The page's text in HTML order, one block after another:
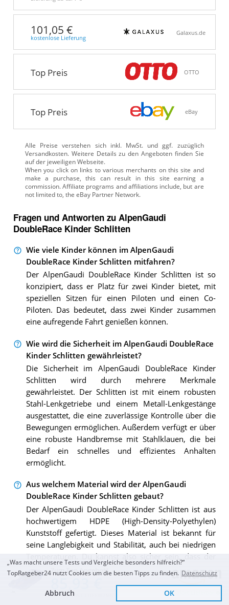
Zum Top Angebot
KOSTENLOSE LIEFERUNG Sofort Lieferbar
101,05 €
kostenlose Lieferung
Galaxus.de
Top Preis OTTO
Top Preis eBay
Alle Preise verstehen sich inkl. MwSt. und ggf. zuzüglich
Versandkosten. Weitere Details zu den Angeboten finden Sie
auf der jeweiligen Webseite.
Fragen und Antworten zu AlpenGaudi
DoubleRace Kinder Schlitten
Wie viele Kinder können im AlpenGaudi
DoubleRace Kinder Schlitten mitfahren?
Der AlpenGaudi DoubleRace Kinder Schlitten ist so
konzipiert, dass er Platz für zwei Kinder bietet, mit
speziellen Sitzen für einen Piloten und einen Co-
Piloten. Das bedeutet, dass zwei Kinder zusammen
eine aufregende Fahrt genießen können.
Wie wird die Sicherheit im AlpenGaudi DoubleRace
Kinder Schlitten gewährleistet?
Die Sicherheit im AlpenGaudi DoubleRace Kinder
Schlitten wird durch mehrere Merkmale
gewährleistet. Der Schlitten ist mit einem robusten
Stahl-Lenkgetriebe und einem Metall-Lenkgestänge
ausgestattet, die eine zuverlässige Kontrolle über die
Bewegungen ermöglichen. Außerdem verfügt er über
eine robuste Handbremse mit Stahlklauen, die bei
Bedarf ein schnelles und effizientes Anhalten
ermöglicht.
Aus welchem Material wird der AlpenGaudi
DoubleRace Kinder Schlitten gebaut?
Der AlpenGaudi DoubleRace Kinder Schlitten ist aus
hochwertigem HDPE (High-Density-Polyethylen)
Kunststoff gefertigt. Dieses Material ist bekannt für
seine Langlebigkeit und Stabilität, auch bei niedrigen
Temperaturen. Du kannst also sicher sein, dass der
Schlitten auch in den kalten Wintermonaten gut
funktioniert.
Was ist die maximale Tragfähigkeit des AlpenGaudi
„Was macht unsere Tests und Vergleiche besonders hilfreich?“
TopRatgeber24 nutzt Cookies um die besten Tipps zu finden. Datenschutz
Abbruch OK